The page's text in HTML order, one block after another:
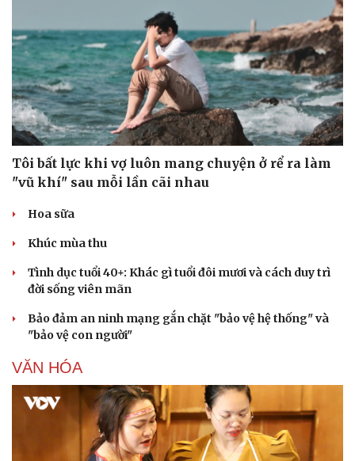
Văn hóa
Sân khấu - Điện ảnh
Văn học
Âm nhạc
Giải trí
Thời trang
Tôi bất lực khi vợ luôn mang chuyện ở rể ra làm
"vũ khí" sau mỗi lần cãi nhau
Hoa sữa
Khúc mùa thu
Tình dục tuổi 40+: Khác gì tuổi đôi mươi và cách duy trì
đời sống viên mãn
Bảo đảm an ninh mạng gắn chặt "bảo vệ hệ thống" và
"bảo vệ con người"
VĂN HÓA